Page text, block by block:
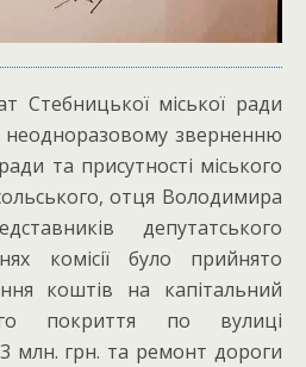
Стебницької міської ради
неодноразовому зверненню
та присутності міського
отця Володимира
депутатського
комісії було прийнято
коштів на капітальний
покриття по вулиці
млн. грн. та ремонт дороги